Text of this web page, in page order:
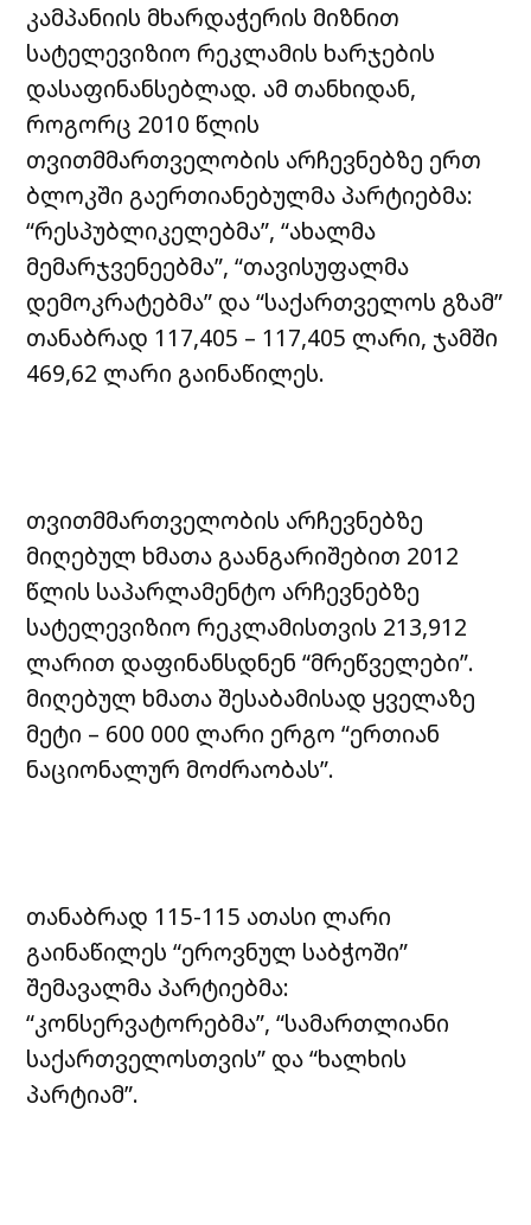
კამპანიის მხარდაჭერის მიზნით
სატელევიზიო რეკლამის ხარჯების
დასაფინანსებლად. ამ თანხიდან,
როგორც 2010 წლის
თვითმმართველობის არჩევნებზე ერთ
ბლოკში გაერთიანებულმა პარტიებმა:
“რესპუბლიკელებმა”, “ახალმა
მემარჯვენეებმა”, “თავისუფალმა
დემოკრატებმა” და “საქართველოს გზამ”
თანაბრად 117,405 – 117,405 ლარი, ჯამში
469,62 ლარი გაინაწილეს.
თვითმმართველობის არჩევნებზე
მიღებულ ხმათა გაანგარიშებით 2012
წლის საპარლამენტო არჩევნებზე
სატელევიზიო რეკლამისთვის 213,912
ლარით დაფინანსდნენ “მრეწველები”.
მიღებულ ხმათა შესაბამისად ყველაზე
მეტი – 600 000 ლარი ერგო “ერთიან
ნაციონალურ მოძრაობას”.
თანაბრად 115-115 ათასი ლარი
გაინაწილეს “ეროვნულ საბჭოში”
შემავალმა პარტიებმა:
“კონსერვატორებმა”, “სამართლიანი
საქართველოსთვის” და “ხალხის
პარტიამ”.